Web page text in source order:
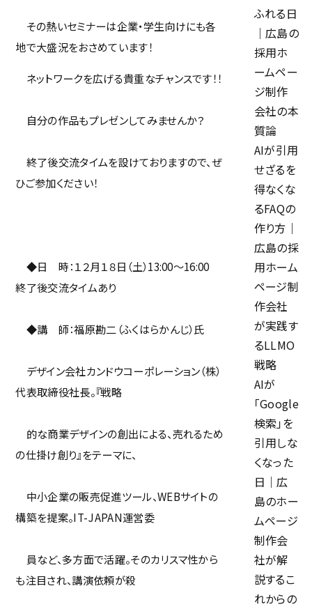
その熱いセミナーは企業・学生向けにも各
地で大盛況をおさめています！
ネットワークを広げる貴重なチャンスです！！
自分の作品もプレゼンしてみませんか？
終了後交流タイムを設けておりますので、ぜ
ひご参加ください！
◆日 時：１２月１８日（土）13:00～16:00
終了後交流タイムあり
◆講 師：福原勘二（ふくはらかんじ）氏
デザイン会社カンドウコーポレーション（株）
代表取締役社長。『戦略
的な商業デザインの創出による、売れるため
の仕掛け創り』をテーマに、
中小企業の販売促進ツール、WEBサイトの
構築を提案。IT-JAPAN運営委
員など、多方面で活躍。そのカリスマ性から
も注目され、講演依頼が殺
ふれる日
｜広島の
採用ホ
ームペー
ジ制作
会社の本
質論
AIが引用
せざるを
得なくな
るFAQの
作り方｜
広島の採
用ホーム
ページ制
作会社
が実践す
るLLMO
戦略
AIが
「Google
検索」を
引用しな
くなった
日｜広
島のホー
ムページ
制作会
社が解
説するこ
れからの
採用
よくある質問
ミエルカ
Facebook